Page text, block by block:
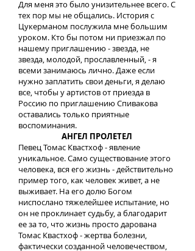
Для меня это было унизительнее всего. С
тех пор мы не общались. История с
Цукерманом послужила мне большим
уроком. Кто бы потом ни приезжал по
нашему приглашению - звезда, не
звезда, молодой, прославленный, - я
всеми занимаюсь лично. Даже если
нужно заплатить свои деньги, я делаю
все, чтобы у артистов от приезда в
Россию по приглашению Спивакова
оставались только приятные
воспоминания.
АНГЕЛ ПРОЛЕТЕЛ
Певец Томас Квастхоф - явление
уникальное. Само существование этого
человека, вся его жизнь - действительно
пример того, как человек живет, а не
выживает. На его долю Богом
ниспослано тяжелейшее испытание, но
он не проклинает судьбу, а благодарит
ее за то, что жизнь просто дарована
Томас Квастхоф - жертва болезни,
фактически созданной человечеством,